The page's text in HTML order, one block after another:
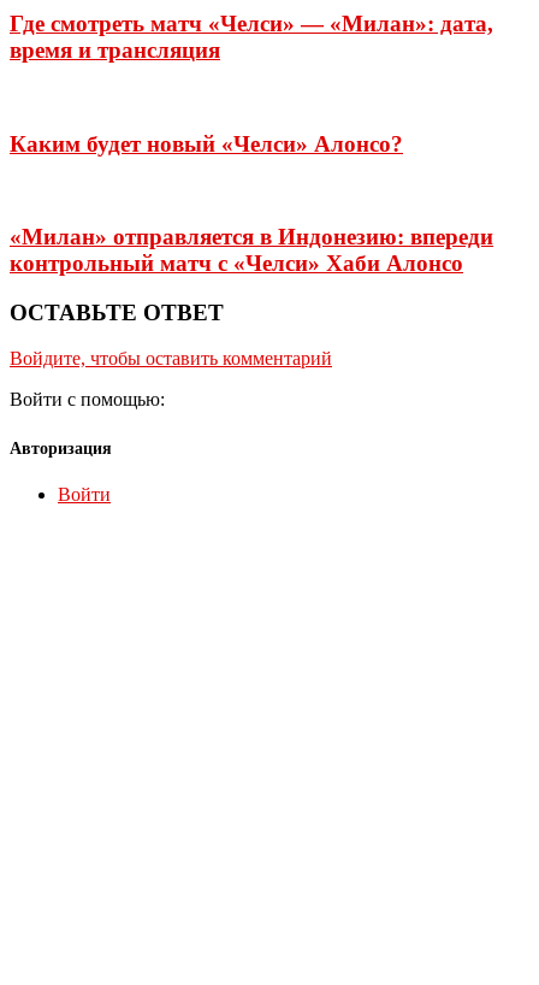
Где смотреть матч «Челси» — «Милан»: дата,
время и трансляция
Каким будет новый «Челси» Алонсо?
«Милан» отправляется в Индонезию: впереди
контрольный матч с «Челси» Хаби Алонсо
ОСТАВЬТЕ ОТВЕТ
Войдите, чтобы оставить комментарий
Войти с помощью:
Авторизация
Войти